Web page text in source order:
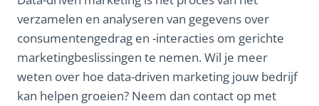
verzamelen en analyseren van gegevens over
consumentengedrag en -interacties om gerichte
marketingbeslissingen te nemen. Wil je meer
weten over hoe data-driven marketing jouw bedrijf
kan helpen groeien? Neem dan contact op met